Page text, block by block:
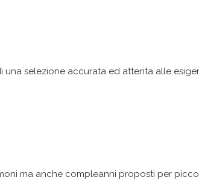
selezione accurata ed attenta alle
ma anche compleanni proposti per